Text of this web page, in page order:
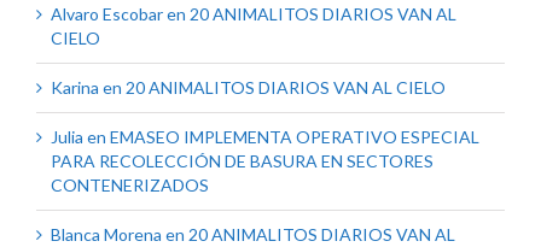
Alvaro Escobaren 20 ANIMALITOS DIARIOS VAN AL
CIELO
Karina en 20 ANIMALITOS DIARIOS VAN AL CIELO
Julia en EMASEO IMPLEMENTA OPERATIVO ESPECIAL
PARA RECOLECCIÓN DE BASURA EN SECTORES
CONTENERIZADOS
Blanca Morena en 20 ANIMALITOS DIARIOS VAN AL